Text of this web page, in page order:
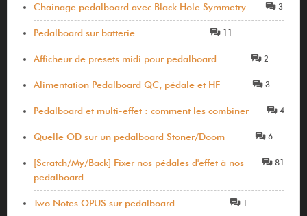
Chainage pedalboard avec Black Hole Symmetry 3
Pedalboard sur batterie 11
Afficheur de presets midi pour pedalboard 2
Alimentation Pedalboard QC, pédale et HF 3
Pedalboard et multi-effet : comment les combiner 4
Quelle OD sur un pedalboard Stoner/Doom 6
[Scratch/My/Back] Fixer nos pédales d'effet à nos
pedalboard
81
Two Notes OPUS sur pedalboard 1